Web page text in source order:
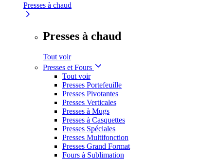
Presses à chaud
Presses à chaud
Tout voir
Presses et Fours
Tout voir
Presses Portefeuille
Presses Pivotantes
Presses Verticales
Presses à Mugs
Presses à Casquettes
Presses Spéciales
Presses Multifonction
Presses Grand Format
Fours à Sublimation